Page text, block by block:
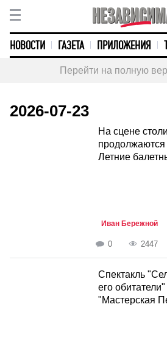
НОВОСТИ ГАЗЕТА ПРИЛОЖЕНИЯ
Перейти на полную
2026-07-23
На сцене
Летние
Иван Бережной
0 2447
Спектакль
его
"Мастерская